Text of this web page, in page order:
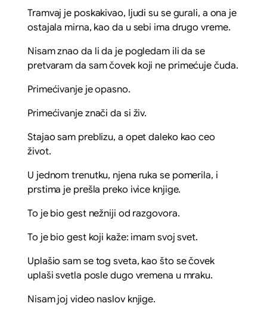
Tramvaj je poskakivao, ljudi su se gurali, a ona je
ostajala mirna, kao da u sebi ima drugo vreme.
Nisam znao da li da je pogledam ili da se
pretvaram da sam čovek koji ne primećuje čuda.
Primećivanje je opasno.
Primećivanje znači da si živ.
Stajao sam preblizu, a opet daleko kao ceo
život.
U jednom trenutku, njena ruka se pomerila, i
prstima je prešla preko ivice knjige.
To je bio gest nežniji od razgovora.
To je bio gest koji kaže: imam svoj svet.
Uplašio sam se tog sveta, kao što se čovek
uplaši svetla posle dugo vremena u mraku.
Nisam joj video naslov knjige.